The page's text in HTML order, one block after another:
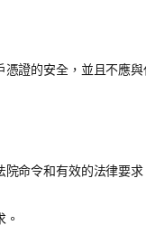
證的安全，並且不應
命令和有效的法律要求